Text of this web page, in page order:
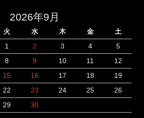
2026年9月
火 水 木 金
土
1
2 3 4
5
8 9 10 11
12
15 16 17 18
19
22 23 24 25
26
29 30